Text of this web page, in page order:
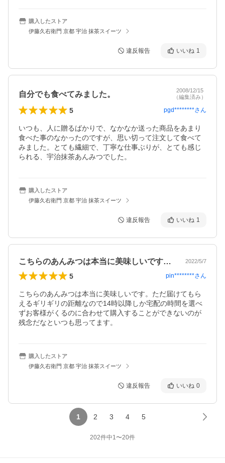
購入したストア
伊藤久右衛門 京都 宇治 抹茶スイーツ
違反報告 いいね 1
自分でも食べてみました。
2008/12/15
（編集済み）
5 pgd********さん
いつも、人に贈るばかりで、なかなか送った商品をあまり
食べた事のなかったのですが、思い切って注文して食べて
みました。とても繊細で、丁寧な仕事ぶりが、とても感じ
られる、宇治抹茶あんみつでした。
購入したストア
伊藤久右衛門 京都 宇治 抹茶スイーツ
違反報告 いいね 1
こちらのあんみつは本当に美味しいです。… 2022/5/7
5 pin********さん
こちらのあんみつは本当に美味しいです。ただ届けてもら
えるギリギリの距離なので14時以降しか宅配の時間を選べ
ずお客様がくるのに合わせて購入することができないのが
残念だなといつも思ってます。
購入したストア
伊藤久右衛門 京都 宇治 抹茶スイーツ
違反報告 いいね 0
1 2 3 4 5
202件中1〜20件